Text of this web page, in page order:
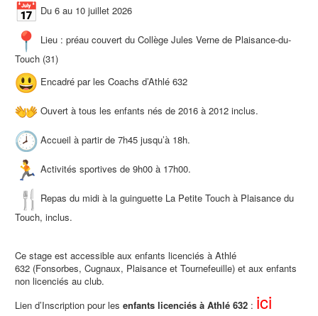
Du 6 au 10 juillet 2026
Lieu : préau couvert du Collège Jules Verne de Plaisance-du-
Touch (31)
Encadré par les Coachs d’Athlé 632
Ouvert à tous les enfants nés de 2016 à 2012 inclus.
Accueil à partir de 7h45 jusqu’à 18h.
Activités sportives de 9h00 à 17h00.
Repas du midi à la guinguette La Petite Touch à Plaisance du
Touch, inclus.
Ce stage est accessible aux enfants licenciés à Athlé
632 (Fonsorbes, Cugnaux, Plaisance et Tournefeuille) et aux enfants
non licenciés au club.
Lien d’Inscription pour les enfants licenciés à Athlé 632 : ici